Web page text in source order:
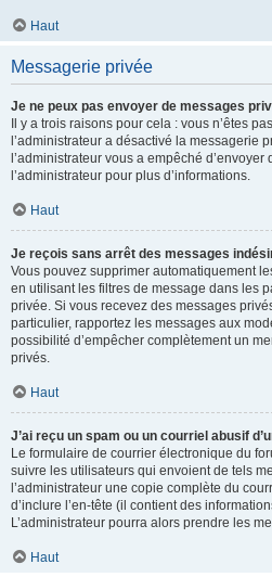
Haut
Messagerie privée
Je ne peux pas envoyer de messages
Il y a trois raisons pour cela : vous n’êtes
l’administrateur a désactivé la messagerie
l’administrateur vous a empêché
l’administrateur pour plus d’informations.
Haut
Je reçois sans arrêt des messages
Vous pouvez supprimer automatiquement
en utilisant les filtres de message dans les
privée. Si vous recevez des messages
particulier, rapportez les messages aux
possibilité d’empêcher complètement un
privés.
Haut
J’ai reçu un spam ou un courriel abusif
Le formulaire de courrier électronique du
suivre les utilisateurs qui envoient de tels
l’administrateur une copie complète du
d’inclure l’en-tête (il contient des
L’administrateur pourra alors prendre les
Haut